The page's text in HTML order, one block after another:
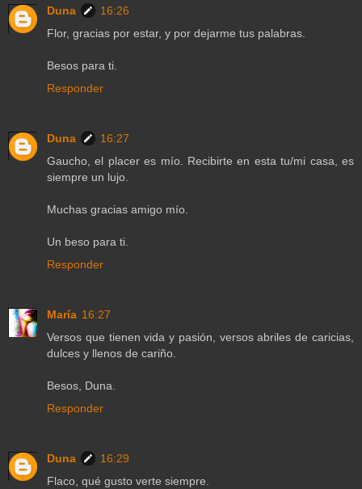
Duna
16:26
Flor, gracias por estar, y por dejarme tus palabras.
Besos para ti.
Responder
Duna
16:27
Gaucho, el placer es mío. Recibirte en esta tu/mi casa, es
siempre un lujo.
Muchas gracias amigo mío.
Un beso para ti.
Responder
María 16:27
Versos que tienen vida y pasión, versos abriles de caricias,
dulces y llenos de cariño.
Besos, Duna.
Responder
Duna
16:29
Flaco, qué gusto verte siempre.